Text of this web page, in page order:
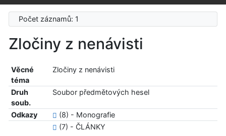
Počet záznamů: 1
Zločiny z nenávisti
Věcné
téma
Zločiny z nenávisti
Druh
soub.
Soubor předmětových hesel
Odkazy
(8) - Monografie
(7) - ČLÁNKY